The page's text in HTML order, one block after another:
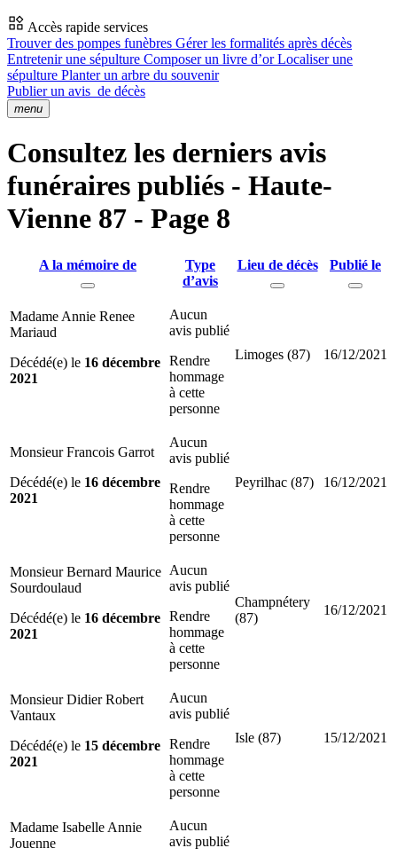
Accès rapide services
Trouver des pompes funèbres Gérer les formalités après décès
Entretenir une sépulture Composer un livre d’orLocaliser une
sépulture Planter un arbre du souvenir
Publier un avis de décès
menu
Consultez les derniers avis
funéraires publiés - Haute-
Vienne 87 - Page 8
A la mémoire de
Type
d’avis
Lieu de décès Publié le
Madame Annie Renee
Mariaud
Décédé(e) le 16 décembre
2021
Aucun
avis publié
Rendre
hommage
à cette
personne
Limoges (87) 16/12/2021
Monsieur Francois Garrot
Décédé(e) le 16 décembre
2021
Aucun
avis publié
Rendre
hommage
à cette
personne
Peyrilhac (87) 16/12/2021
Monsieur Bernard Maurice
Sourdoulaud
Décédé(e) le 16 décembre
2021
Aucun
avis publié
Rendre
hommage
à cette
personne
Champnétery
(87)
16/12/2021
Monsieur Didier Robert
Vantaux
Décédé(e) le 15 décembre
2021
Aucun
avis publié
Rendre
hommage
à cette
personne
Isle (87) 15/12/2021
Madame Isabelle Annie
Jouenne
Aucun
avis publié